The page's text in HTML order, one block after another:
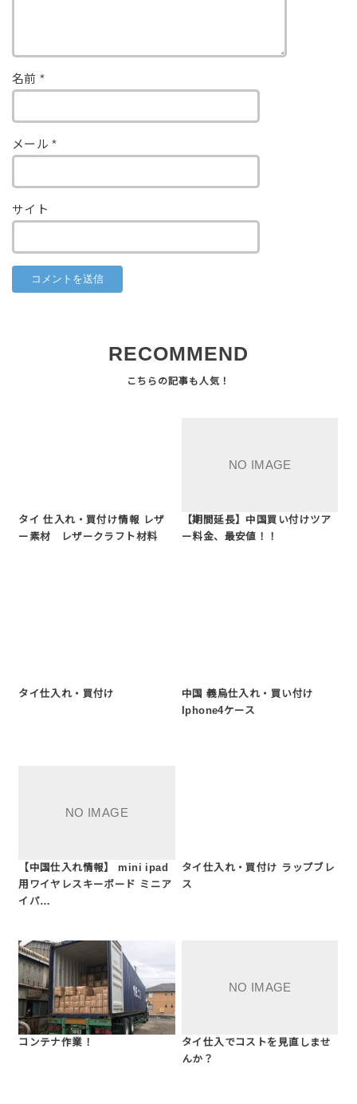
名前 *
メール*
サイト
RECOMMEND
タイ 仕入れ・買付け情報 レザ
ー素材 レザークラフト材料
【期間延長】中国買い付けツア
ー料金、最安値！！
タイ仕入れ・買付け
中国 義烏仕入れ・買い付け
Iphone4ケース
【中国仕入れ情報】 mini ipad
用ワイヤレスキーボード ミニア
イパ…
タイ仕入れ・買付け ラップブレ
ス
コンテナ作業！
タイ仕入でコストを見直しませ
んか？